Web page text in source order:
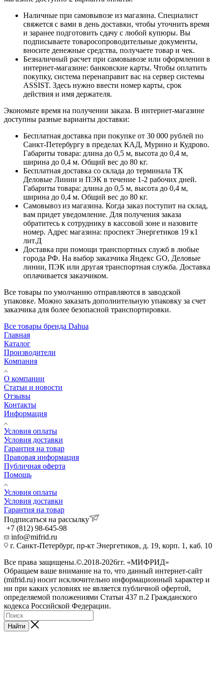
Наличные при самовывозе из магазина. Специалист
свяжется с вами в день доставки, чтобы уточнить время
и заранее подготовить сдачу с любой купюры. Вы
подписываете товаросопроводительные документы,
вносите денежные средства, получаете товар и чек.
Безналичный расчет при самовывозе или оформлении в
интернет-магазине: банковские карты. Чтобы оплатить
покупку, система перенаправит вас на сервер системы
ASSIST. Здесь нужно ввести номер карты, срок
действия и имя держателя.
Экономьте время на получении заказа. В интернет-магазине
доступны разные варианты доставки:
Бесплатная доставка при покупке от 30 000 рублей по
Санкт-Петербургу в пределах КАД, Мурино и Кудрово.
Габариты товара: длина до 0,5 м, высота до 0,4 м,
ширина до 0,4 м. Общий вес до 80 кг.
Бесплатная доставка со склада до терминала ТК
Деловые Линии и ПЭК в течение 1-2 рабочих дней.
Габариты товара: длина до 0,5 м, высота до 0,4 м,
ширина до 0,4 м. Общий вес до 80 кг.
Самовывоз из магазина. Когда заказ поступит на склад,
вам придет уведомление. Для получения заказа
обратитесь к сотруднику в кассовой зоне и назовите
номер. Адрес магазина: проспект Энергетиков 19 к1
лит.Д
Доставка при помощи транспортных служб в любые
города РФ. На выбор заказчика Яндекс GO, Деловые
линии, ПЭК или другая транспортная служба. Доставка
оплачивается заказчиком.
Все товары по умолчанию отправляются в заводской
упаковке. Можно заказать дополнительную упаковку за счет
заказчика для более безопасной транспортировки.
Все товары бренда Dahua
Главная
Каталог
Производители
Компания
О компании
Статьи и новости
Отзывы
Контакты
Информация
Условия оплаты
Условия доставки
Гарантия на товар
Правовая информация
Публичная оферта
Помощь
Условия оплаты
Условия доставки
Гарантия на товар
Подписаться на рассылку
+7 (812) 98-645-98
info@mifrid.ru
г. Санкт-Петербург, пр-кт Энергетиков, д. 19, корп. 1, каб. 10
Все права защищены.©.2018-2026гг. «МИФРИД»
Обращаем ваше внимание на то, что данный интернет-сайт
(mifrid.ru) носит исключительно информационный характер и
ни при каких условиях не является публичной офертой,
определяемой положениями Статьи 437 п.2 Гражданского
кодекса Российской Федерации.
Найти